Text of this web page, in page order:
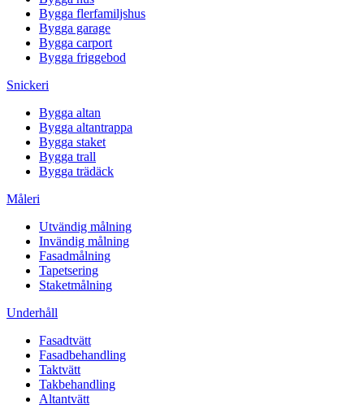
Bygga flerfamiljshus
Bygga garage
Bygga carport
Bygga friggebod
Snickeri
Bygga altan
Bygga altantrappa
Bygga staket
Bygga trall
Bygga trädäck
Måleri
Utvändig målning
Invändig målning
Fasadmålning
Tapetsering
Staketmålning
Underhåll
Fasadtvätt
Fasadbehandling
Taktvätt
Takbehandling
Altantvätt